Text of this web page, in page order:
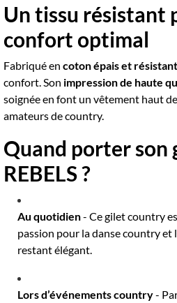
Un tissu résistant
confort optimal
Fabriqué en coton épais et résistant
confort. Son impression de haute
soignée en font un vêtement haut
amateurs de country.
Quand porter son
REBELS ?
Au quotidien- Ce gilet country
passion pour la danse country
restant élégant.
Lors d’événements country-